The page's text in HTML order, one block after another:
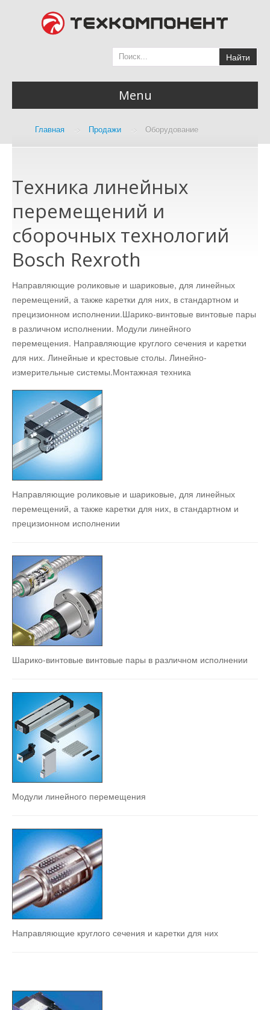
Найти
Menu
Надежный поставщик
Подшипники
Промышленная химия
Сварочное оборудование
Оборудование
Инструмент
Цепи
Приводные ремни
Резино-технические изделия
Поддержка
Технический сервис
Технический сервис
Восстановление
Оптимизация снабжения
IT услуги обработки и ввода данных
Контакты
Контакты
как нас найти
Главная -> Продажи -> Оборудование
Техника линейных
перемещений и
сборочных технологий
Bosch Rexroth
Направляющие роликовые и шариковые, для линейных
перемещений, а также каретки для них, в стандартном и
прецизионном исполнении.Шарико-винтовые винтовые пары
в различном исполнении. Модули линейного
перемещения. Направляющие круглого сечения и каретки
для них. Линейные и крестовые столы. Линейно-
измерительные системы.Монтажная техника​
Направляющие роликовые и шариковые, для линейных
перемещений, а также каретки для них, в стандартном и
прецизионном исполнении
Шарико-винтовые винтовые пары в различном исполнении
Модули линейного перемещения
Направляющие круглого сечения и каретки для них